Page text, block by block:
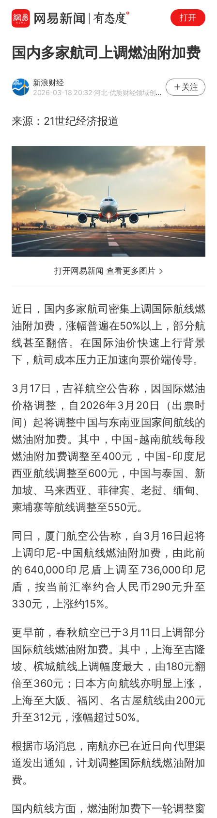
打开
国内多家航司上调燃油附加费
新浪财经
2026-03-18 20:32·河北·优质财经领域创作者
关注
来源：21世纪经济报道
打开网易新闻 查看更多图片
近日，国内多家航司密集上调国际航线燃
油附加费，涨幅普遍在50%以上，部分航
线甚至翻倍。在国际油价快速上行背景
下，航司成本压力正加速向票价端传导。
3月17日，吉祥航空公告称，因国际燃油
价格调整，自2026年3月20日（出票时
间）起将调整中国与东南亚国家间航线的
燃油附加费。其中，中国-越南航线每段
燃油附加费调整至400元，中国-印度尼
西亚航线调整至600元，中国与泰国、新
加坡、马来西亚、菲律宾、老挝、缅甸、
柬埔寨等航线调整至550元。
同日，厦门航空公告称，自3月16日起将
上调印尼-中国航线燃油附加费，由此前
的640,000印尼盾上调至736,000印尼
盾，按当前汇率约合人民币290元升至
330元，上涨约15%。
更早前，春秋航空已于3月11日上调部分
国际航线燃油附加费。其中，上海至吉隆
坡、槟城航线上调幅度最大，由180元翻
倍至360元；日本方向航线亦明显上涨，
上海至大阪、福冈、名古屋航线由200元
升至312元，涨幅超过50%。
根据市场消息，南航亦已在近日向代理渠
道发出通知，计划调整国际航线燃油附加
费。
国内航线方面，燃油附加费下一轮调整窗